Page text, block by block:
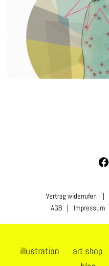
Vertrag widerrufen |
AGB | Impressum
illustration art shop